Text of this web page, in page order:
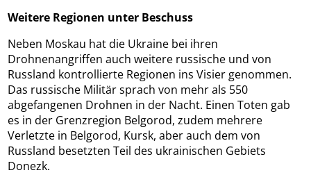
Weitere Regionen unter Beschuss
Neben Moskau hat die Ukraine bei ihren
Drohnenangriffen auch weitere russische und von
Russland kontrollierte Regionen ins Visier genommen.
Das russische Militär sprach von mehr als 550
abgefangenen Drohnen in der Nacht. Einen Toten gab
es in der Grenzregion Belgorod, zudem mehrere
Verletzte in Belgorod, Kursk, aber auch dem von
Russland besetzten Teil des ukrainischen Gebiets
Donezk.